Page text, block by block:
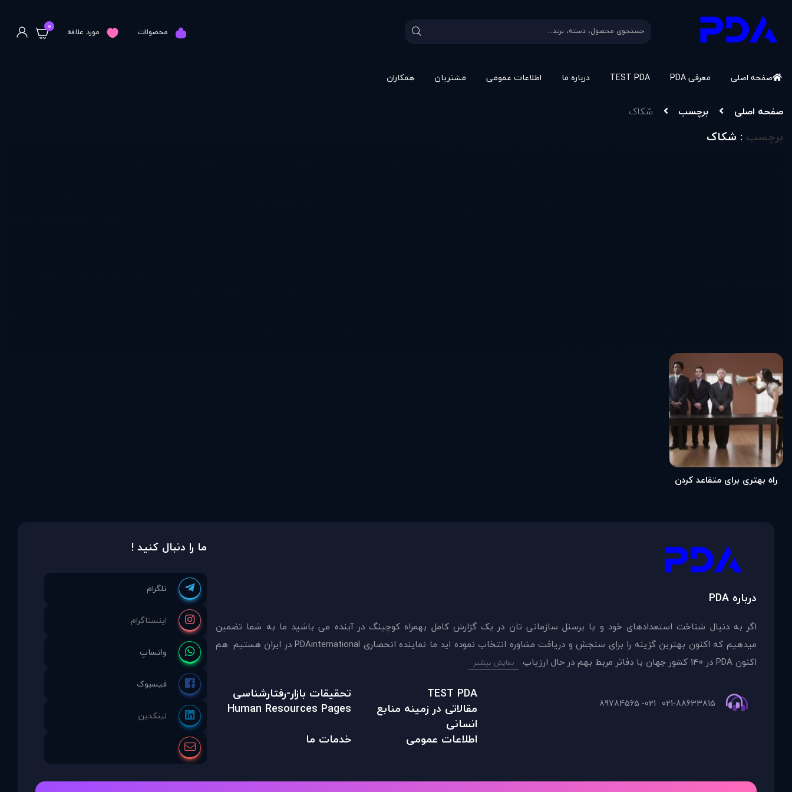
محصولات مورد علاقه 0
صفحه اصلی معرفی PDA TEST PDA درباره ما اطلاعات عمومی مشتريان همکاران
صفحه اصلی برچسب شکاک
برچسب : شکاک
راه بهتری برای متقاعد كردن
درباره PDA
اگر به دنبال شناخت استعدادهای خود و یا پرسنل سازمانی تان در يک گزارش کامل بهمراه کوچینگ در آینده می باشید ما به شما تضمين
ميدهيم که اکنون بهترين گزينه را برای سنجش و دريافت مشاوره انتخاب نموده ايد ما نماینده انحصاری PDAinternational در ایران هستیم .هم
اکنون PDA در 140 کشور جهان با دفاتر مربط بهم در حال ارزیاب
نمایش بیشتر
021-88633815
021- 89784565
TEST PDA
تحقیقات بازار-رفتارشناسی
مقالاتی در زمينه منابع
انسانی
Human Resources Pages
اطلاعات عمومی
خدمات ما
ما را دنبال کنید !